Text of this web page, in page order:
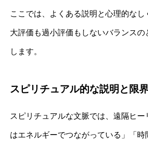
ここでは、よくある説明と心理的なし
大評価も過小評価もしないバランスの
します。
スピリチュアル的な説明と限
スピリチュアルな文脈では、遠隔ヒー
はエネルギーでつながっている」「時